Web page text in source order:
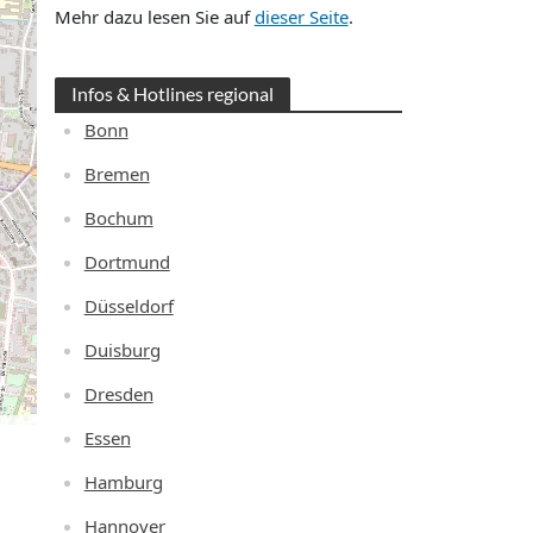
Mehr dazu lesen Sie aufdieser Seite.
Infos & Hotlines regional
Bonn
Bremen
Bochum
Dortmund
Düsseldorf
Duisburg
Dresden
Essen
Hamburg
Hannover